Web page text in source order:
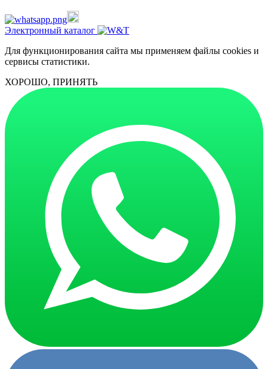
Электронный каталог
Для функционирования сайта мы применяем файлы cookies и
сервисы статистики.
ХОРОШО, ПРИНЯТЬ